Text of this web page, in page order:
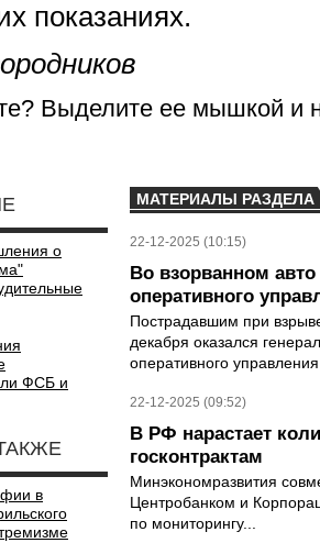
показаниях.
Выделите ее мышкой и
о
ФСБ и
в
МАТЕРИАЛЫ РАЗДЕЛА
22-12-2025 (10:15)
Во взорванном
оперативного
Пострадавшим при
декабря оказался
оперативного
22-12-2025 (09:52)
В РФ нарастает
госконтрактам
Минэкономразвития
Центробанком и
по мониторингу...